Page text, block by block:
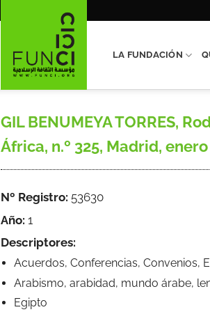
LA FUNDACIÓN
GIL BENUMEYA TORRES,
África, n.º 325, Madrid, enero
Nº Registro: 53630
Año: 1
Descriptores:
Acuerdos, Conferencias, Convenios,
Arabismo, arabidad, mundo árabe,
Egipto